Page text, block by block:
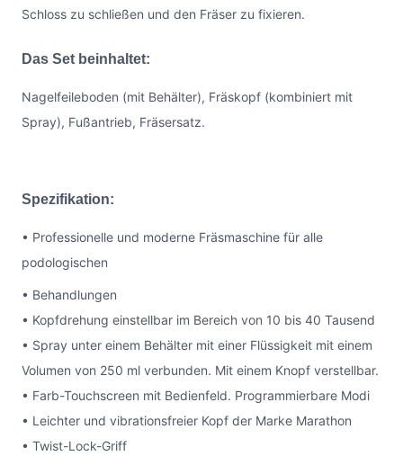
Schloss zu schließen und den Fräser zu fixieren.
Das Set beinhaltet:
Nagelfeileboden (mit Behälter), Fräskopf (kombiniert mit
Spray), Fußantrieb, Fräsersatz.
Spezifikation:
• Professionelle und moderne Fräsmaschine für alle
podologischen
• Behandlungen
• Kopfdrehung einstellbar im Bereich von 10 bis 40 Tausend
• Spray unter einem Behälter mit einer Flüssigkeit mit einem
Volumen von 250 ml verbunden. Mit einem Knopf verstellbar.
• Farb-Touchscreen mit Bedienfeld. Programmierbare Modi
• Leichter und vibrationsfreier Kopf der Marke Marathon
• Twist-Lock-Griff